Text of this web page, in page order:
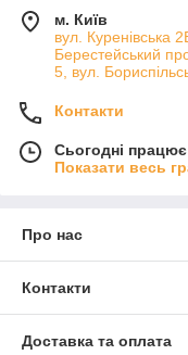
м. Київ
вул. Куренівська
Берестейський
5, вул.
Контакти
Сьогодні
Показати весь
Про нас
Контакти
Доставка та оплата